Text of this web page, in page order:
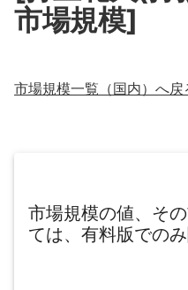
市場規模]
市場規模一覧（国内）へ戻
市場規模の値、そ
ては、有料版での